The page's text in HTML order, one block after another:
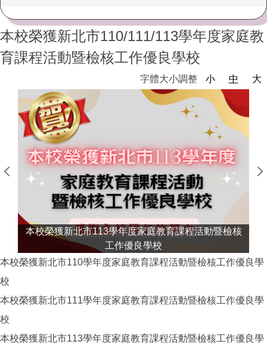
本校榮獲新北市110/111/113學年度家庭教
育課程活動暨檢核工作優良學校
字體大小調整 小 中 大
本校榮獲新北市113學年度家庭教育課程活動暨檢核
工作優良學校
本校榮獲新北市110學年度家庭教育課程活動暨檢核工作優良學
校
本校榮獲新北市111學年度家庭教育課程活動暨檢核工作優良學
校
本校榮獲新北市113學年度家庭教育課程活動暨檢核工作優良學